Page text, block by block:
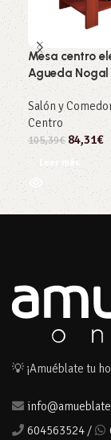
Mesa centro
Agueda Nogal
Salón y
Centro
105,39€ 84,31€
Leer más
💡 ¡Amuéblate tu
604563524 /